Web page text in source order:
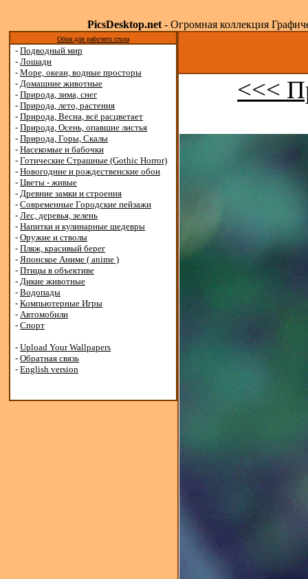
PicsDesktop.net- Огромная коллекция
Обои для рабочего стола
- Подводный мир
- Лошади
- Море, океан, водные просторы
- Домашние животные
- Природа, зима, снег
- Природа, лето, растения
- Природа, Весна, всё расцветает
- Природа, Осень, опавшие листья
- Природа, Горы, Скалы
- Насекомые и бабочки
- Готические Страшные (Gothic Horror)
- Новогодние и рождественские обои
- Цветы - живые
- Древние замки и строения
- Современные Городские пейзажи
- Лес, деревья, зелень
- Напитки и кулинарные шедевры
- Оружие и стволы
- Пляж, красивый берег
- Японское Аниме ( anime )
- Птицы в объективе
- Дикие животные
- Водопады
- Компьютерные Игры
- Автомобили
- Спорт
- Upload Your Wallpapers
- Обратная связь
- English version
<<<